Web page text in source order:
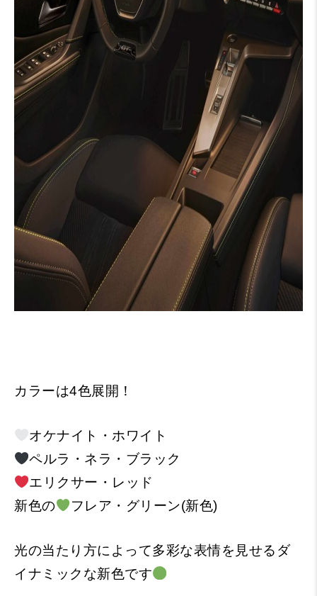
カラーは4色展開！
オケナイト・ホワイト
ペルラ・ネラ・ブラック
エリクサー・レッド
新色の
フレア・グリーン(新色)
光の当たり方によって多彩な表情を見せるダ
イナミックな新色です